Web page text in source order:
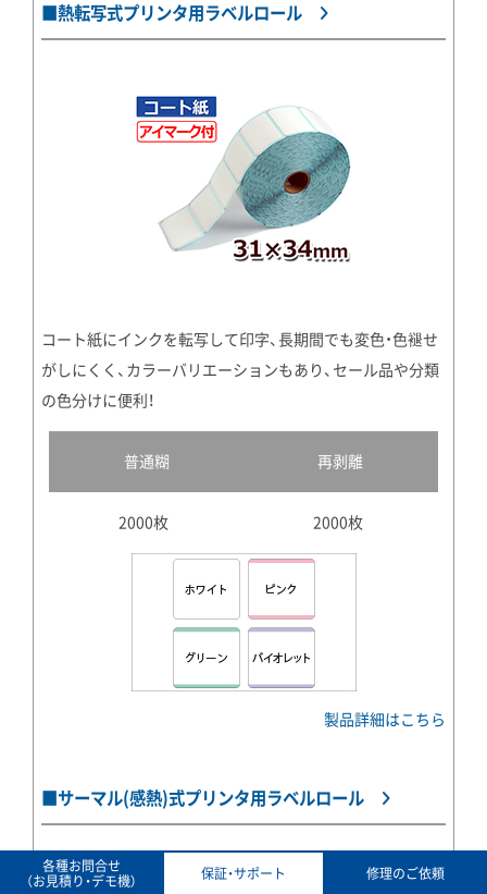
各種お問合せ
（お見積り・デモ機）
保証・サポート 修理のご依頼
■熱転写式プリンタ用ラベルロール
コート紙にインクを転写して印字、長期間でも変色・色褪せ
がしにくく、カラーバリエーションもあり、セール品や分類
の色分けに便利！
普通糊
2000枚
再剥離
2000枚
製品詳細はこちら
■サーマル(感熱)式プリンタ用ラベルロール